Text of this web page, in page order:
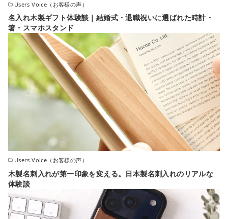
Users Voice（お客様の声）
名入れ木製ギフト体験談｜結婚式・退職祝いに選ばれた時計・
箸・スマホスタンド
Users Voice（お客様の声）
木製名刺入れが第一印象を変える。日本製名刺入れのリアルな
体験談